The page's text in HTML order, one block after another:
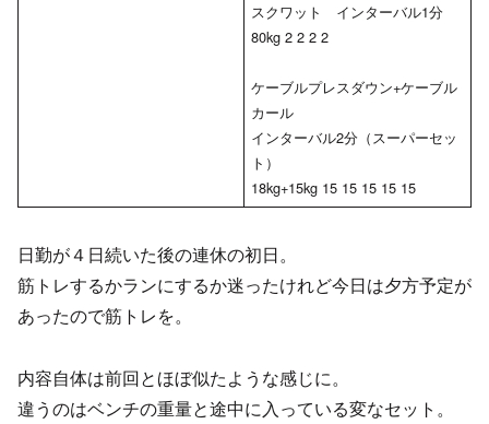
スクワット インターバル1分
80kg 2 2 2 2
ケーブルプレスダウン+ケーブル
カール
インターバル2分（スーパーセッ
ト）
18kg+15kg 15 15 15 15 15
日勤が４日続いた後の連休の初日。
筋トレするかランにするか迷ったけれど今日は夕方予定が
あったので筋トレを。
内容自体は前回とほぼ似たような感じに。
違うのはベンチの重量と途中に入っている変なセット。